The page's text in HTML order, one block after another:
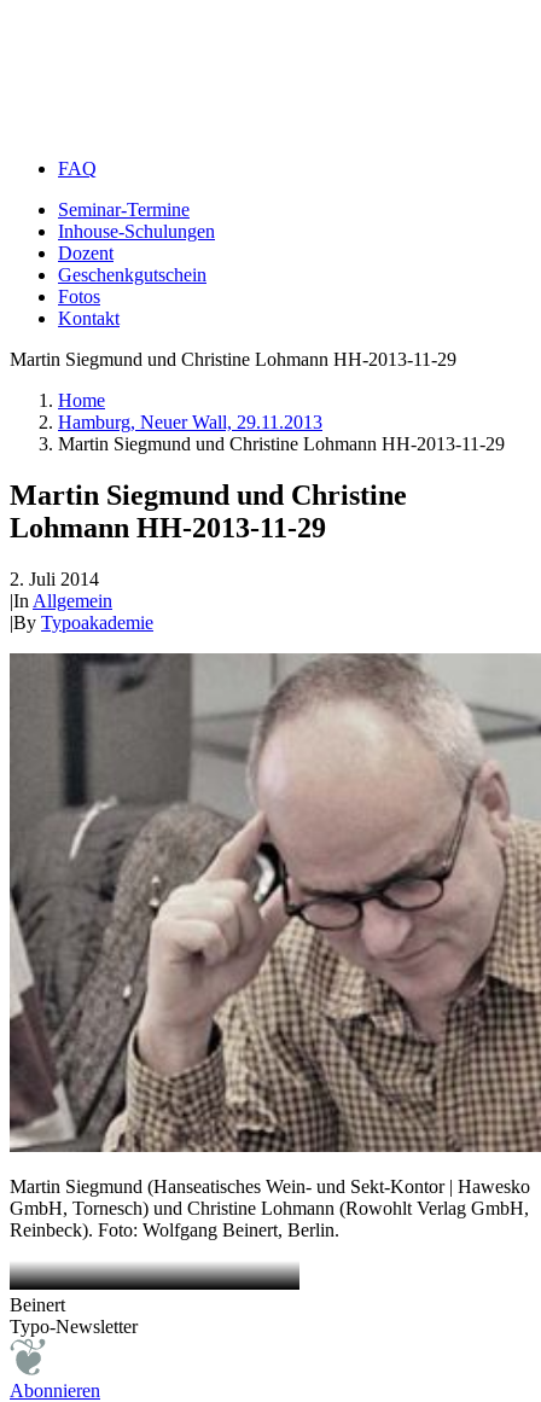
FAQ
Seminar-Termine
Inhouse-Schulungen
Dozent
Geschenkgutschein
Fotos
Kontakt
Martin Siegmund und Christine Lohmann HH-2013-11-29
Home
Hamburg, Neuer Wall, 29.11.2013
Martin Siegmund und Christine Lohmann HH-2013-11-29
Martin Siegmund und Christine
Lohmann HH-2013-11-29
2. Juli 2014
|In Allgemein
|By Typoakademie
Martin Siegmund (Hanseatisches Wein- und Sekt-Kontor | Hawesko
GmbH, Tornesch) und Christine Lohmann (Rowohlt Verlag GmbH,
Reinbeck). Foto: Wolfgang Beinert, Berlin.
Beinert
Typo-Newsletter
Abonnieren